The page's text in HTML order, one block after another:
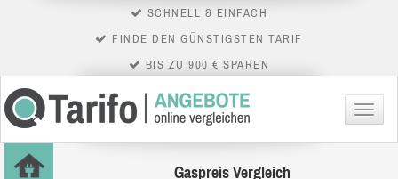
SCHNELL & EINFACH
FINDE DEN GÜNSTIGSTEN TARIF
BIS ZU 900 € SPAREN
Menü
Gaspreis Vergleich